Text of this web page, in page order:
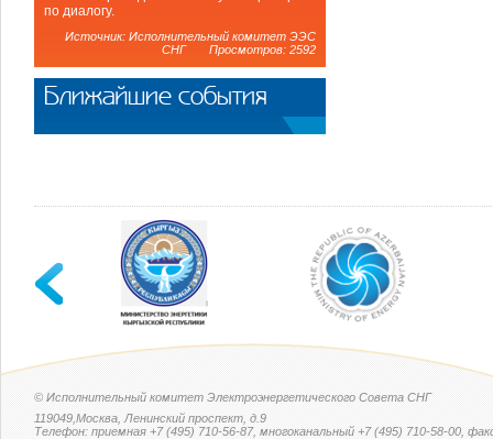
по диалогу.
Источник: Исполнительный комитет ЭЭС
СНГ Просмотров: 2592
Ближайшие события
© Исполнительный комитет Электроэнергетического Совета СНГ
119049,Москва, Ленинский проспект, д.9
Телефон: приемная +7 (495) 710-56-87, многоканальный +7 (495) 710-58-00,